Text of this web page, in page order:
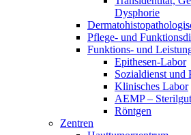
Dysphorie
Pflege- und
Funktions- und
Epithesen-Labor
Sozialdienst und
Klinisches Labor
AEMP –
Röntgen
Zentren